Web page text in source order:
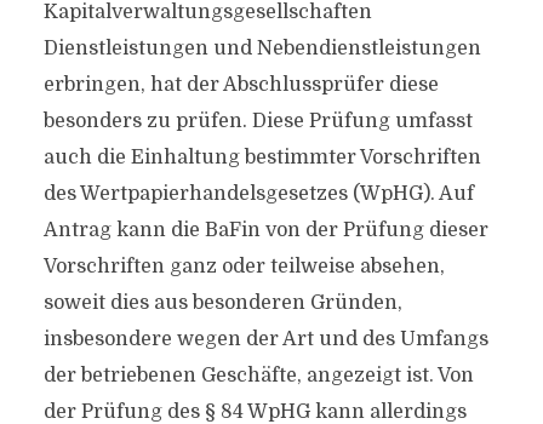
Kapitalverwaltungsgesellschaften
Dienstleistungen und Nebendienstleistungen
erbringen, hat der Abschlussprüfer diese
besonders zu prüfen. Diese Prüfung umfasst
auch die Einhaltung bestimmter Vorschriften
des Wertpapierhandelsgesetzes (WpHG). Auf
Antrag kann die BaFin von der Prüfung dieser
Vorschriften ganz oder teilweise absehen,
soweit dies aus besonderen Gründen,
insbesondere wegen der Art und des Umfangs
der betriebenen Geschäfte, angezeigt ist. Von
der Prüfung des § 84 WpHG kann allerdings